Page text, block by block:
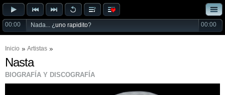
00:00 Nada... ¿uno rapidito? 00:00
Inicio Artistas
Nasta
BIOGRAFÍA Y DISCOGRAFÍA